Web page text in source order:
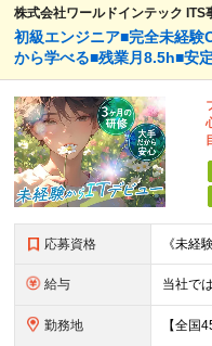
株式会社ワールドインテック ITS
初級エンジニア■完全未経
から学べる■残業月8.5h■安
応募資格
給与
勤務地